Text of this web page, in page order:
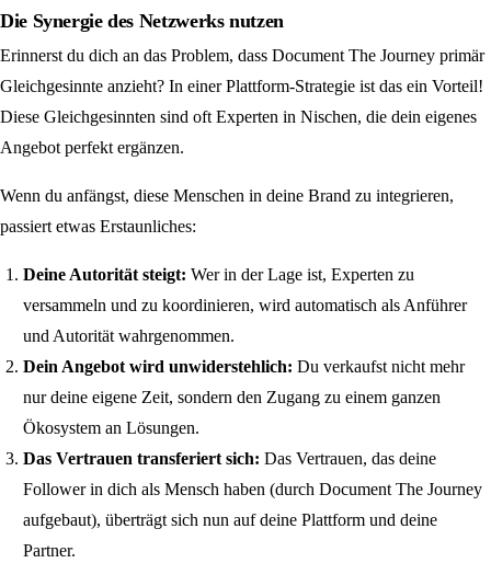
Die Synergie des Netzwerks nutzen
Erinnerst du dich an das Problem, dass Document The Journey primär
Gleichgesinnte anzieht? In einer Plattform-Strategie ist das ein Vorteil!
Diese Gleichgesinnten sind oft Experten in Nischen, die dein eigenes
Angebot perfekt ergänzen.
Wenn du anfängst, diese Menschen in deine Brand zu integrieren,
passiert etwas Erstaunliches:
Deine Autorität steigt: Wer in der Lage ist, Experten zu
versammeln und zu koordinieren, wird automatisch als Anführer
und Autorität wahrgenommen.
Dein Angebot wird unwiderstehlich: Du verkaufst nicht mehr
nur deine eigene Zeit, sondern den Zugang zu einem ganzen
Ökosystem an Lösungen.
Das Vertrauen transferiert sich: Das Vertrauen, das deine
Follower in dich als Mensch haben (durch Document The Journey
aufgebaut), überträgt sich nun auf deine Plattform und deine
Partner.